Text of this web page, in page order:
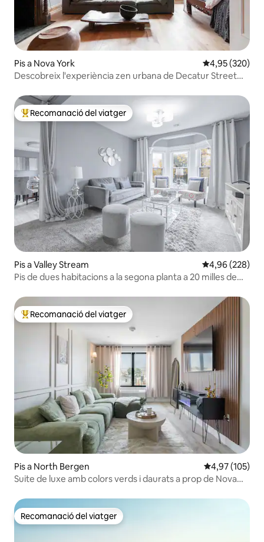
Pis a Nova York 4,95 de
4,95 (320)
Descobreix l'experiència zen urbana de Decatur Street
Principals recomanacions dels viatgers
Recomanació del viatger
Pis a Valley Stream 4,96 de
4,96 (228)
Pis de dues habitacions a la segona planta a 20 milles de
Principals recomanacions dels viatgers
Recomanació del viatger
Pis a North Bergen 4,97 de
4,97 (105)
Suite de luxe amb colors verds i daurats a prop de Nova
Recomanació del viatger
Recomanació del viatger